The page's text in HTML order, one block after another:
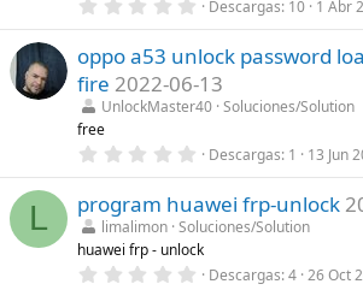
l
(
s
)
0
0
e
s
t
l
(
s
)
Descargas 10 1 Abr
oppo a53 unlock password
fire 2022-06-13
UnlockMaster40 Soluciones/Solution
free
0
0
0
e
s
t
r
Descargas 1 13 Jun
L program huawei frp-unlock
limalimon Soluciones/Solution
huawei frp - unlock
0 Descargas 4 26 Oct